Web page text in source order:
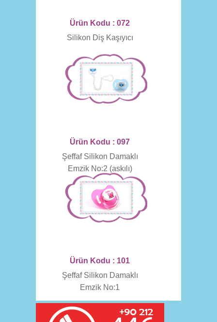
Ürün Kodu : 072
Silikon Diş Kaşıyıcı
Ürün Kodu : 097
Şeffaf Silikon Damaklı
Emzik No:2 (askılı)
Ürün Kodu : 101
Şeffaf Silikon Damaklı
Emzik No:1